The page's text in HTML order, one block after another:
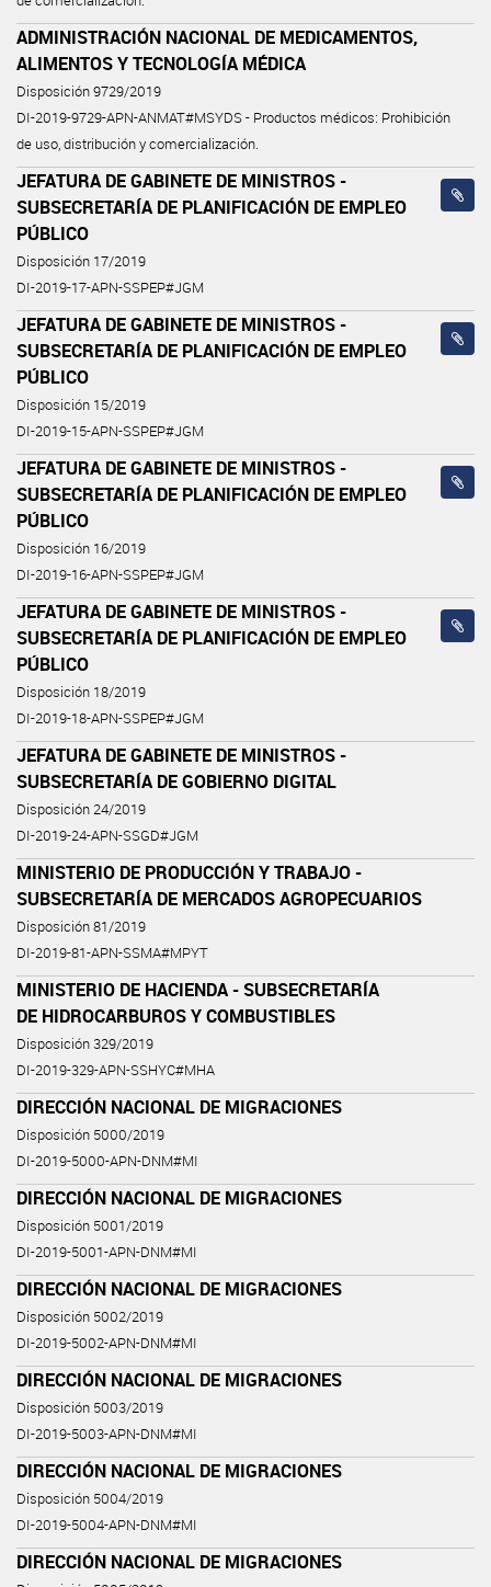
ADMINISTRACIÓN NACIONAL DE MEDICAMENTOS,
ALIMENTOS Y TECNOLOGÍA MÉDICA
Disposición 9729/2019
DI-2019-9729-APN-ANMAT#MSYDS - Productos médicos: Prohibición
de uso, distribución y comercialización.
JEFATURA DE GABINETE DE MINISTROS -
SUBSECRETARÍA DE PLANIFICACIÓN DE EMPLEO
PÚBLICO
Disposición 17/2019
DI-2019-17-APN-SSPEP#JGM
JEFATURA DE GABINETE DE MINISTROS -
SUBSECRETARÍA DE PLANIFICACIÓN DE EMPLEO
PÚBLICO
Disposición 15/2019
DI-2019-15-APN-SSPEP#JGM
JEFATURA DE GABINETE DE MINISTROS -
SUBSECRETARÍA DE PLANIFICACIÓN DE EMPLEO
PÚBLICO
Disposición 16/2019
DI-2019-16-APN-SSPEP#JGM
JEFATURA DE GABINETE DE MINISTROS -
SUBSECRETARÍA DE PLANIFICACIÓN DE EMPLEO
PÚBLICO
Disposición 18/2019
DI-2019-18-APN-SSPEP#JGM
JEFATURA DE GABINETE DE MINISTROS -
SUBSECRETARÍA DE GOBIERNO DIGITAL
Disposición 24/2019
DI-2019-24-APN-SSGD#JGM
MINISTERIO DE PRODUCCIÓN Y TRABAJO -
SUBSECRETARÍA DE MERCADOS AGROPECUARIOS
Disposición 81/2019
DI-2019-81-APN-SSMA#MPYT
MINISTERIO DE HACIENDA - SUBSECRETARÍA
DE HIDROCARBUROS Y COMBUSTIBLES
Disposición 329/2019
DI-2019-329-APN-SSHYC#MHA
DIRECCIÓN NACIONAL DE MIGRACIONES
Disposición 5000/2019
DI-2019-5000-APN-DNM#MI
DIRECCIÓN NACIONAL DE MIGRACIONES
Disposición 5001/2019
DI-2019-5001-APN-DNM#MI
DIRECCIÓN NACIONAL DE MIGRACIONES
Disposición 5002/2019
DI-2019-5002-APN-DNM#MI
DIRECCIÓN NACIONAL DE MIGRACIONES
Disposición 5003/2019
DI-2019-5003-APN-DNM#MI
DIRECCIÓN NACIONAL DE MIGRACIONES
Disposición 5004/2019
DI-2019-5004-APN-DNM#MI
DIRECCIÓN NACIONAL DE MIGRACIONES